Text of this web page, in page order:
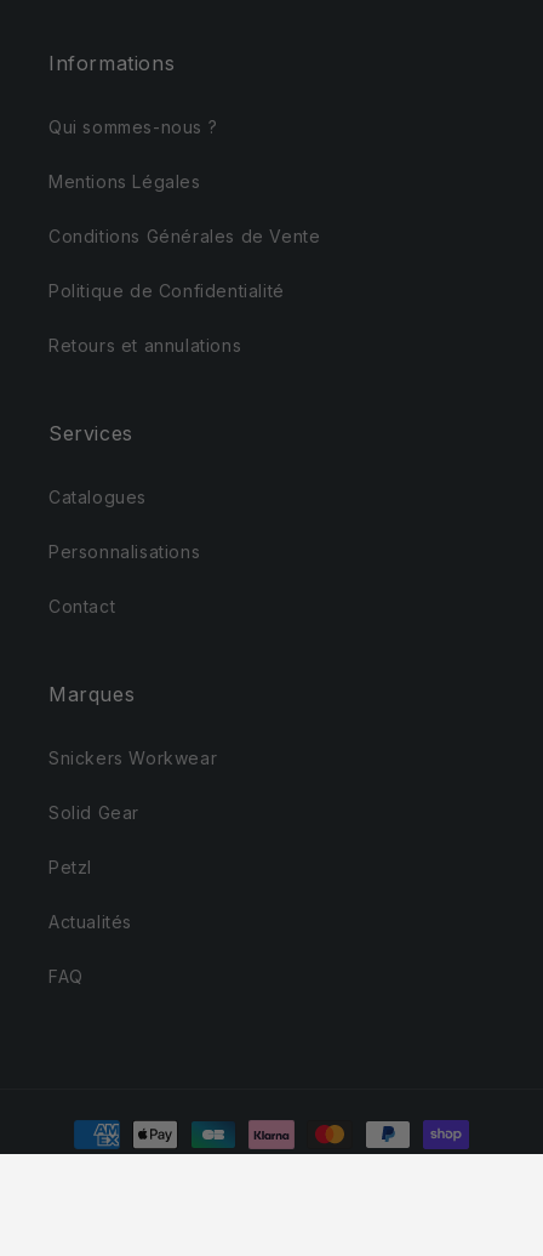
Informations
Qui sommes-nous ?
Mentions Légales
Conditions Générales de Vente
Politique de Confidentialité
Retours et annulations
Services
Catalogues
Personnalisations
Contact
Marques
Snickers Workwear
Solid Gear
Petzl
Actualités
FAQ
Moyens
de